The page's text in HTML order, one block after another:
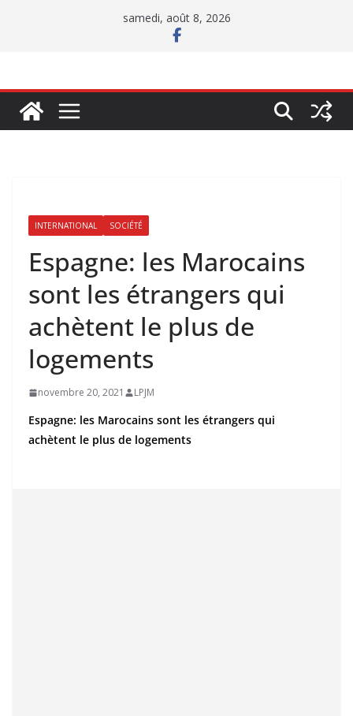
samedi, août 8, 2026
INTERNATIONAL SOCIÉTÉ
Espagne: les Marocains
sont les étrangers qui
achètent le plus de
logements
novembre 20, 2021 LPJM
Espagne: les Marocains sont les étrangers qui
achètent le plus de logements